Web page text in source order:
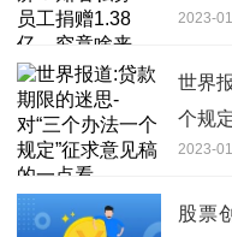
2023-
世界
个规
2023-
股票